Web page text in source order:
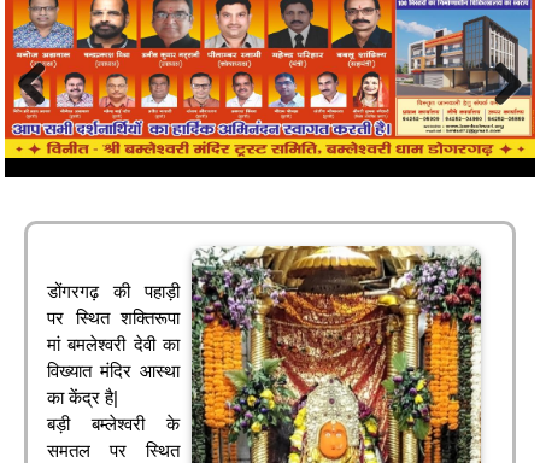
Previous Next
डोंगरगढ़ की पहाड़ी
पर स्थित शक्तिरूपा
मां बमलेश्वरी देवी का
विख्यात मंदिर आस्था
का केंद्र है|
बड़ी बम्लेश्वरी के
समतल पर स्थित